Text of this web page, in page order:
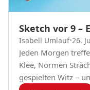
Sketch vor 9 –
Isabell Umlauf•26.
Jeden Morgen
Klee, Normen
gespielten Witz –